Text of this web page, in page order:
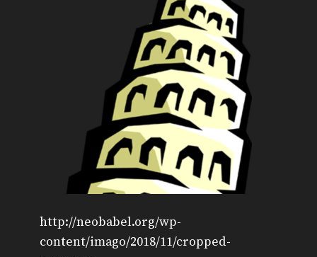
http://neobabel.org/wp-
content/imago/2018/11/cropped-